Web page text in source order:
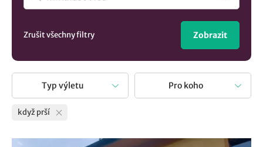
Zrušit všechny filtry Zobrazit
Typ výletu Pro koho
když prší